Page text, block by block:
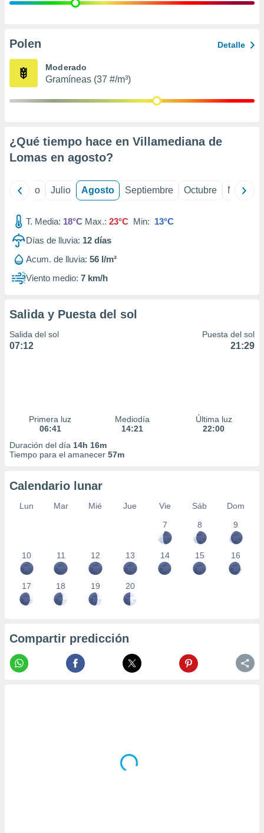
e
publicidad
Polen Detalle
Moderado
Gramíneas (37 #/m³)
¿Qué tiempo hace en Villamediana de
Lomas en agosto?
Junio Julio Agosto Septiembre Octubre
T. Media: 18°C Max.: 23°C Min: 13°C
Días de lluvia: 12 días
Acum. de lluvia: 56 l/m²
Viento medio: 7 km/h
Salida y Puesta del sol
Salida del sol
07:12
Puesta del sol
21:29
Primera luz
06:41
Mediodía
14:21
Última luz
22:00
Duración del día 14h 16m
Tiempo para el amanecer 57m
Calendario lunar
Lun Mar Mié Jue Vie Sáb
Dom
7
8 9
10 11 12 13 14 15 16
17 18 19 20
Compartir predicción